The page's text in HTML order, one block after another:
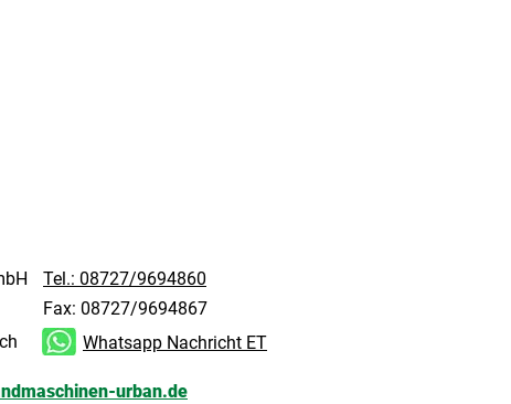
Tel.: 08727/9694860
Fax: 08727/9694867
Whatsapp Nachricht ET
urban.de